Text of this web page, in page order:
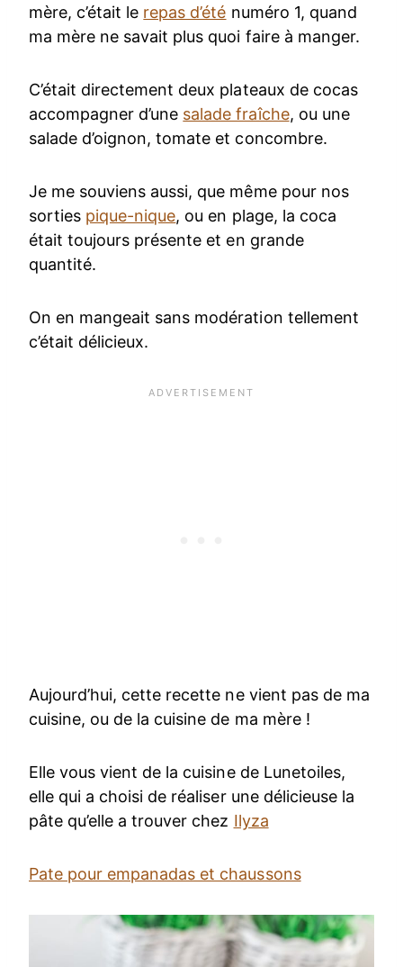
mère, c’était le repas d’été numéro 1, quand
ma mère ne savait plus quoi faire à manger.
C’était directement deux plateaux de cocas
accompagner d’une salade fraîche, ou une
salade d’oignon, tomate et concombre.
Je me souviens aussi, que même pour nos
sorties pique-nique, ou en plage, la coca
était toujours présente et en grande
quantité.
On en mangeait sans modération tellement
c’était délicieux.
Aujourd’hui, cette recette ne vient pas de ma
cuisine, ou de la cuisine de ma mère !
Elle vous vient de la cuisine de Lunetoiles,
elle qui a choisi de réaliser une délicieuse la
pâte qu’elle a trouver chez Ilyza
Pate pour empanadas et chaussons